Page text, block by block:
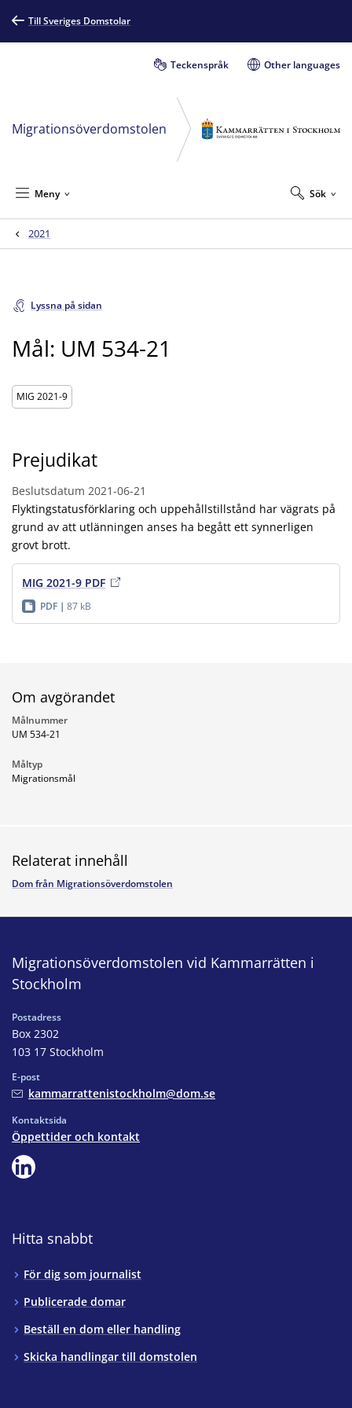
Till Sveriges Domstolar
Teckenspråk Other languages
Migrationsöverdomstolen
Sök
Meny
2021
Lyssna på sidan
Mål: UM 534-21
MIG 2021-9
Prejudikat
Beslutsdatum 2021-06-21
Flyktingstatusförklaring och uppehållstillstånd har vägrats på
grund av att utlänningen anses ha begått ett synnerligen
grovt brott.
MIG 2021-9 PDF
PDF 87 kB
Om avgörandet
Målnummer
UM 534-21
Måltyp
Migrationsmål
Relaterat innehåll
Dom från Migrationsöverdomstolen
Migrationsöverdomstolen vid Kammarrätten i
Stockholm
Postadress
Box 2302
103 17 Stockholm
E-post
kammarrattenistockholm@dom.se
Kontaktsida
Öppettider och kontakt
Hitta snabbt
För dig som journalist
Publicerade domar
Beställ en dom eller handling
Skicka handlingar till domstolen